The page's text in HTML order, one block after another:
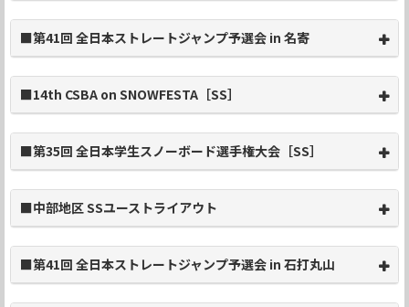
■第41回 全日本ストレートジャンプ予選会 in 名寄
■14th CSBA on SNOWFESTA［SS］
■第35回 全日本学生スノーボード選手権大会［SS］
■中部地区 SSユーストライアウト
■第41回 全日本ストレートジャンプ予選会 in 石打丸山